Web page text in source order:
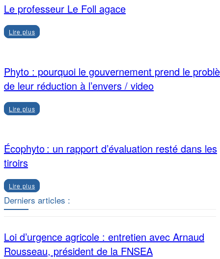
Le professeur Le Foll agace
Lire plus
Phyto : pourquoi le gouvernement prend le
de leur réduction à l’envers / video
Lire plus
Écophyto : un rapport d’évaluation resté dans les
tiroirs
Lire plus
Derniers articles :
Loi d’urgence agricole : entretien avec Arnaud
Rousseau, président de la FNSEA